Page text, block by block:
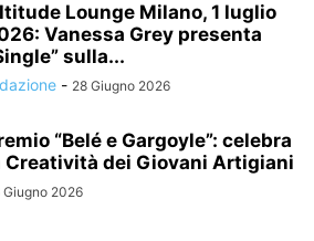
Lounge Milano, 1 luglio
Vanessa Grey presenta
sulla...
- 28 Giugno 2026
“Belé e Gargoyle”: celebra
Creatività dei Giovani Artigiani
Giugno 2026